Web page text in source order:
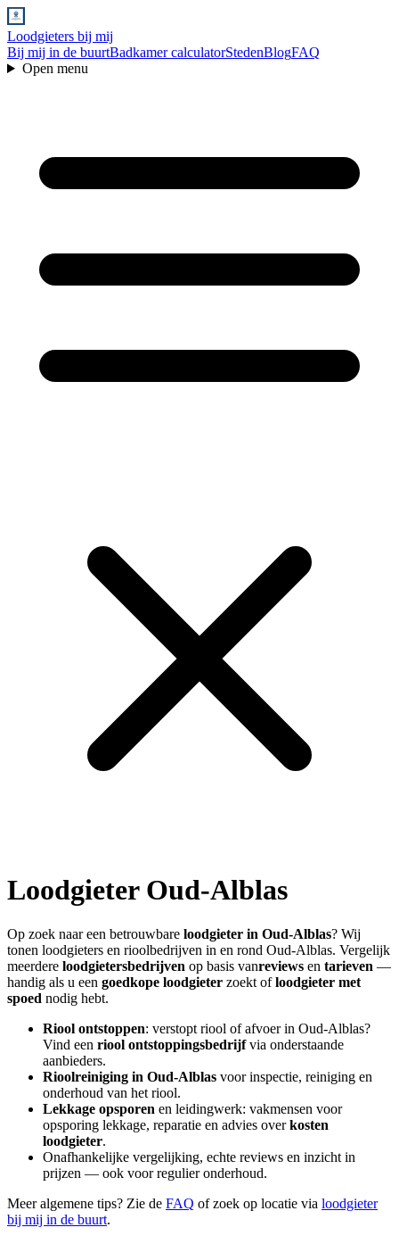
Loodgieters bij mij
Bij mij in de buurtBadkamer calculatorStedenBlogFAQ
Open menu
Loodgieter Oud-Alblas
Op zoek naar een betrouwbare loodgieter in Oud-Alblas? Wij
tonen loodgieters en rioolbedrijven in en rond Oud-Alblas. Vergelijk
meerdere loodgietersbedrijven op basis vanreviews en tarieven —
handig als u een goedkope loodgieter zoekt ofloodgieter met
spoed nodig hebt.
Riool ontstoppen: verstopt riool of afvoer in Oud-Alblas?
Vind een riool ontstoppingsbedrijfvia onderstaande
aanbieders.
Rioolreiniging in Oud-Alblas voor inspectie, reiniging en
onderhoud van het riool.
Lekkage opsporen en leidingwerk: vakmensen voor
opsporing lekkage, reparatie en advies overkosten
loodgieter.
Onafhankelijke vergelijking, echte reviews en inzicht in
prijzen — ook voor regulier onderhoud.
Meer algemene tips? Zie de FAQ of zoek op locatie via loodgieter
bij mij in de buurt.